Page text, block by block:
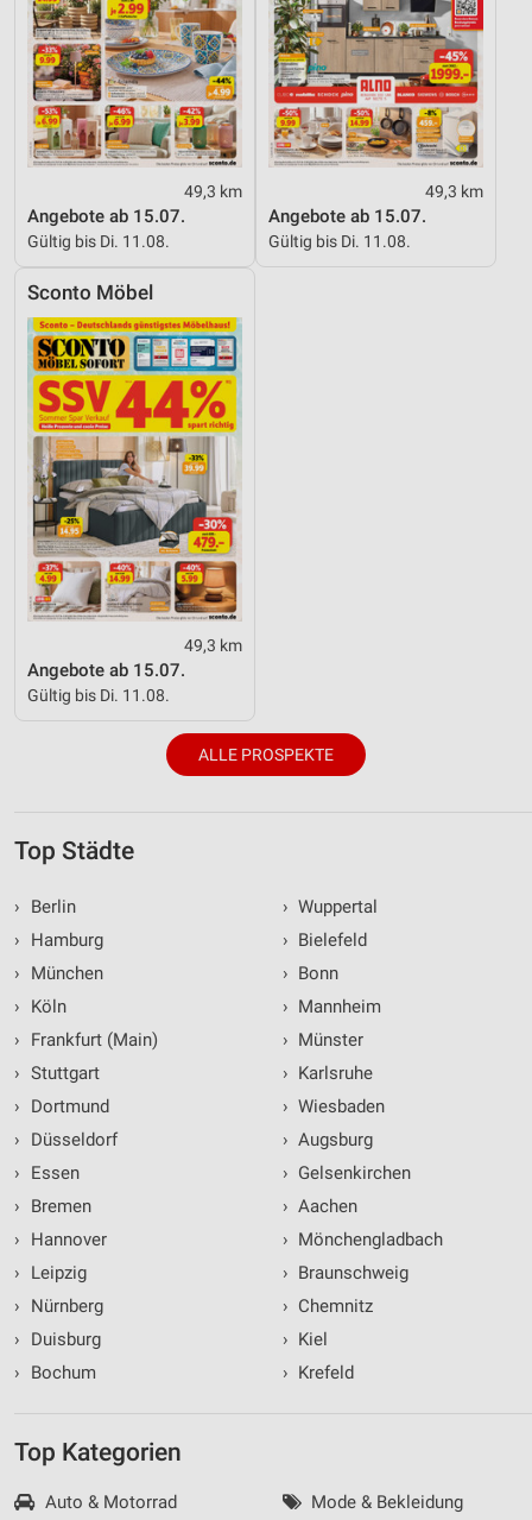
49,3 km
Angebote ab 15.07.
Gültig bis Di. 11.08.
49,3 km
Angebote ab 15.07.
Gültig bis Di. 11.08.
Sconto Möbel
49,3 km
Angebote ab 15.07.
Gültig bis Di. 11.08.
ALLE PROSPEKTE
Top Städte
›
Berlin
›
Hamburg
›
München
›
Köln
›
Frankfurt (Main)
› Stuttgart
›
Dortmund
›
Düsseldorf
›
Essen
›
Bremen
›
Hannover
›
Leipzig
›
Nürnberg
›
Duisburg
›
Bochum
› Wuppertal
› Bielefeld
› Bonn
› Mannheim
› Münster
› Karlsruhe
› Wiesbaden
› Augsburg
› Gelsenkirchen
› Aachen
› Mönchengladbach
› Braunschweig
› Chemnitz
› Kiel
› Krefeld
Top Kategorien
Auto & Motorrad
Mode & Bekleidung